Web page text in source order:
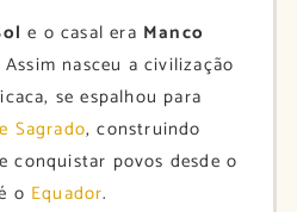
e o casal era Manco
Assim nasceu a civilização
se espalhou para
Sagrado, construindo
conquistar povos desde o
o Equador.